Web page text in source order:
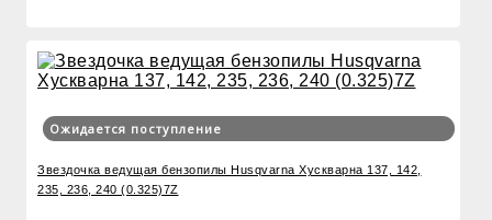
Ожидается поступление
Звездочка ведущая бензопилы Husqvarna Хускварна 137, 142,
235, 236, 240 (0.325)7Z